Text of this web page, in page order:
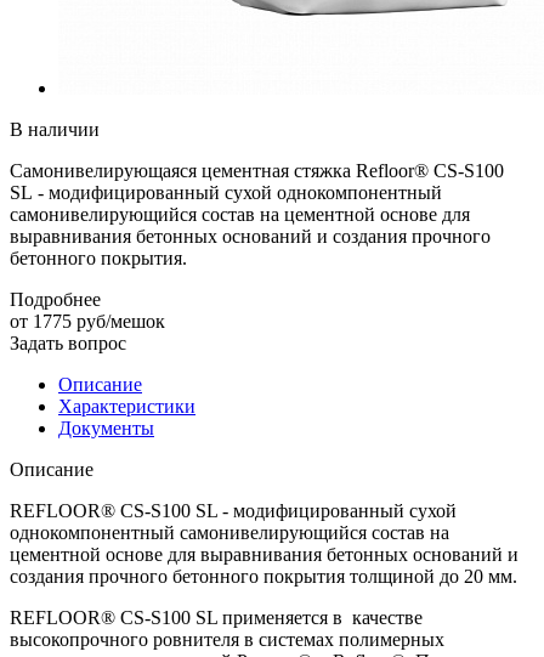
В наличии
Самонивелирующаяся цементная стяжка Refloor® CS-S100
SL - модифицированный сухой однокомпонентный
самонивелирующийся состав на цементной основе для
выравнивания бетонных оснований и создания прочного
бетонного покрытия.
Подробнее
от 1775 руб/мешок
Задать вопрос
Описание
Характеристики
Документы
Описание
REFLOOR® CS-S100 SL - модифицированный сухой
однокомпонентный самонивелирующийся состав на
цементной основе для выравнивания бетонных оснований и
создания прочного бетонного покрытия толщиной до 20 мм.
REFLOOR® CS-S100 SL применяется в качестве
высокопрочного ровнителя в системах полимерных